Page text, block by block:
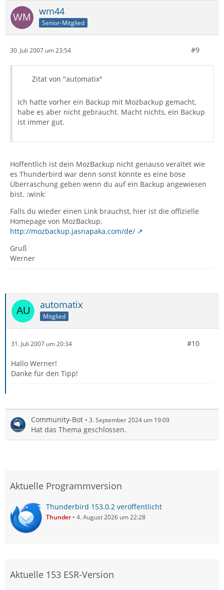
wm44
Senior-Mitglied
30. Juli 2007 um 23:54 #9
Zitat von "automatix"
Ich hatte vorher ein Backup mit Mozbackup gemacht,
habe es aber nicht gebraucht. Macht nichts, ein Backup
ist immer gut.
Hoffentlich ist dein MozBackup nicht genauso veraltet wie
es Thunderbird war denn sonst könnte es eine böse
Überraschung geben wenn du auf ein Backup angewiesen
bist. :wink:
Falls du wieder einen Link brauchst, hier ist die offizielle
Homepage von MozBackup.
http://mozbackup.jasnapaka.com/de/
Gruß
Werner
automatix
Mitglied
31. Juli 2007 um 20:34 #10
Hallo Werner!
Danke für den Tipp!
Community-Bot 3. September 2024 um 19:09
Hat das Thema geschlossen.
Aktuelle Programmversion
Thunderbird 153.0.2 veröffentlicht
Thunder 4. August 2026 um 22:28
Aktuelle 153 ESR-Version